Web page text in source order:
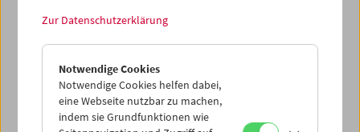
und Altersheimen, den städtischen Büchereien, örtlichen
Programm
(1) Filme von und mit Zeitzeug*innen
Do, 19. September 2019, 18 Uhr
Zur Datenschutzerklärung
Notwendige Cookies
Notwendige Cookies helfen dabei,
eine Webseite nutzbar zu machen,
indem sie Grundfunktionen wie